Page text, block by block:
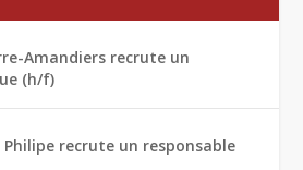
Amandiers recrute un
(h/f)
recrute un responsable